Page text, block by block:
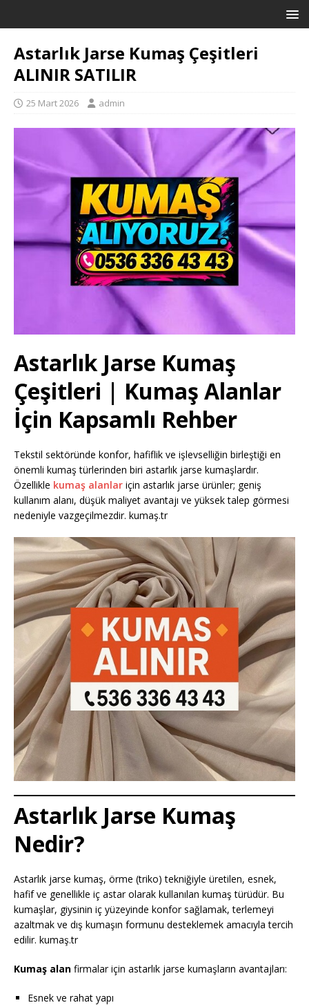
Astarlık Jarse Kumaş Çeşitleri
ALINIR SATILIR
25 Mart 2026 admin
Astarlık Jarse Kumaş
Çeşitleri | Kumaş Alanlar
İçin Kapsamlı Rehber
Tekstil sektöründe konfor, hafiflik ve işlevselliğin birleştiği en
önemli kumaş türlerinden biri astarlık jarse kumaşlardır.
Özellikle kumaş alanlar için astarlık jarse ürünler; geniş
kullanım alanı, düşük maliyet avantajı ve yüksek talep görmesi
nedeniyle vazgeçilmezdir. kumaş.tr
Astarlık Jarse Kumaş
Nedir?
Astarlık jarse kumaş, örme (triko) tekniğiyle üretilen, esnek,
hafif ve genellikle iç astar olarak kullanılan kumaş türüdür. Bu
kumaşlar, giysinin iç yüzeyinde konfor sağlamak, terlemeyi
azaltmak ve dış kumaşın formunu desteklemek amacıyla tercih
edilir. kumaş.tr
Kumaş alan firmalar için astarlık jarse kumaşların avantajları:
Esnek ve rahat yapı